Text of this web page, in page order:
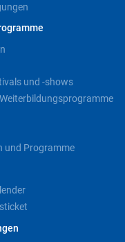
und -shows
und Programme